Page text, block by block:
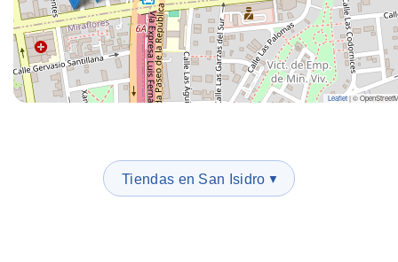
Leaflet|©
Tiendas en San Isidro ▼